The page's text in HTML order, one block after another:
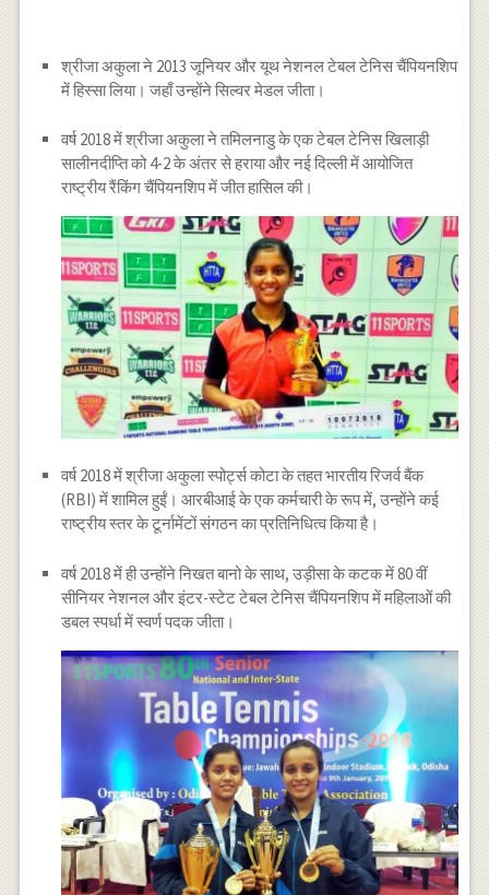
श्रीजा अकुला ने 2013 जूनियर और यूथ नेशनल टेबल टेनिस चैंपियनशिप
में हिस्सा लिया। जहाँ उन्होंने सिल्वर मेडल जीता।
वर्ष 2018 में श्रीजा अकुला ने तमिलनाडु के एक टेबल टेनिस खिलाड़ी
सालीनदीप्ति को 4-2 के अंतर से हराया और नई दिल्ली में आयोजित
राष्ट्रीय रैंकिंग चैंपियनशिप में जीत हासिल की।
वर्ष 2018 में श्रीजा अकुला स्पोर्ट्स कोटा के तहत भारतीय रिजर्व बैंक
(RBI) में शामिल हुईं। आरबीआई के एक कर्मचारी के रूप में, उन्होंने कई
राष्ट्रीय स्तर के टूर्नामेंटों संगठन का प्रतिनिधित्व किया है।
वर्ष 2018 में ही उन्होंने निखत बानो के साथ, उड़ीसा के कटक में 80 वीं
सीनियर नेशनल और इंटर-स्टेट टेबल टेनिस चैंपियनशिप में महिलाओं की
डबल स्पर्धा में स्वर्ण पदक जीता।